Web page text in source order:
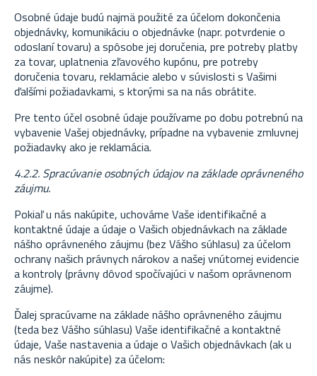
Osobné údaje budú najmä použité za účelom dokončenia
objednávky, komunikáciu o objednávke (napr. potvrdenie o
odoslaní tovaru) a spôsobe jej doručenia, pre potreby platby
za tovar, uplatnenia zľavového kupónu, pre potreby
doručenia tovaru, reklamácie alebo v súvislosti s Vašimi
ďalšími požiadavkami, s ktorými sa na nás obrátite.
Pre tento účel osobné údaje používame po dobu potrebnú na
vybavenie Vašej objednávky, prípadne na vybavenie zmluvnej
požiadavky ako je reklamácia.
4.2.2. Spracúvanie osobných údajov na základe oprávneného
záujmu.
Pokiaľ u nás nakúpite, uchováme Vaše identifikačné a
kontaktné údaje a údaje o Vašich objednávkach na základe
nášho oprávneného záujmu (bez Vášho súhlasu) za účelom
ochrany našich právnych nárokov a našej vnútornej evidencie
a kontroly (právny dôvod spočívajúci v našom oprávnenom
záujme).
Ďalej spracúvame na základe nášho oprávneného záujmu
(teda bez Vášho súhlasu) Vaše identifikačné a kontaktné
údaje, Vaše nastavenia a údaje o Vašich objednávkach (ak u
nás neskôr nakúpite) za účelom: